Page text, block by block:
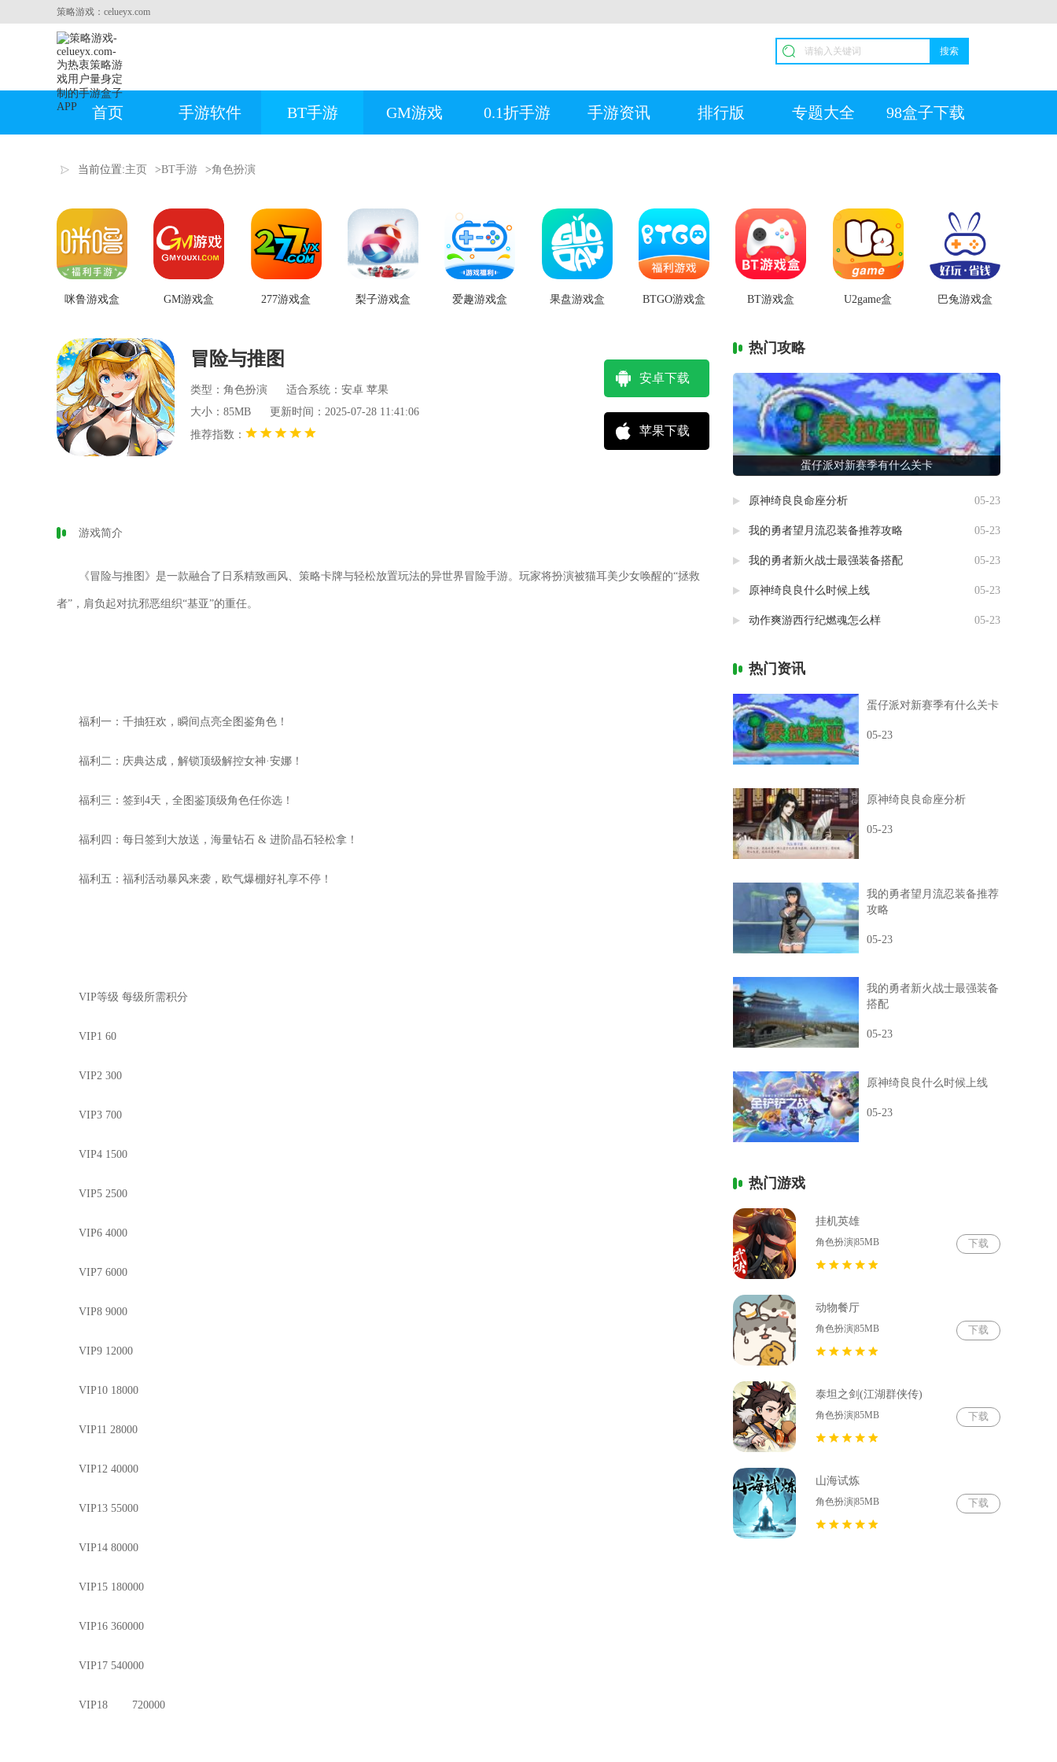
策略游戏：celueyx.com
搜索
首页 手游软件 BT手游 GM游戏 0.1折手游 手游资讯 排行版 专题大全 98盒子下载
当前位置:主页 >BT手游 >角色扮演
咪鲁游戏盒 GM游戏盒 277游戏盒 梨子游戏盒 爱趣游戏盒 果盘游戏盒 BTGO游戏盒 BT游戏盒 U2game盒 巴兔游戏盒
冒险与推图
类型：角色扮演
适合系统：安卓 苹果
大小：85MB
更新时间：2025-07-28 11:41:06
推荐指数：
安卓下载
苹果下载
游戏简介
《冒险与推图》是一款融合了日系精致画风、策略卡牌与轻松放置玩法的异世界冒险手游。玩家将扮演被猫耳美少女唤醒的“拯救
者”，肩负起对抗邪恶组织“基亚”的重任。
福利一：千抽狂欢，瞬间点亮全图鉴角色！
福利二：庆典达成，解锁顶级解控女神·安娜！
福利三：签到4天，全图鉴顶级角色任你选！
福利四：每日签到大放送，海量钻石 & 进阶晶石轻松拿！
福利五：福利活动暴风来袭，欧气爆棚好礼享不停！
VIP等级 每级所需积分
VIP1 60
VIP2 300
VIP3 700
VIP4 1500
VIP5 2500
VIP6 4000
VIP7 6000
VIP8 9000
VIP9 12000
VIP10 18000
VIP11 28000
VIP12 40000
VIP13 55000
VIP14 80000
VIP15 180000
VIP16 360000
VIP17 540000
VIP18 720000
热门攻略
蛋仔派对新赛季有什么关卡
原神绮良良命座分析 05-23
我的勇者望月流忍装备推荐攻略 05-23
我的勇者新火战士最强装备搭配 05-23
原神绮良良什么时候上线 05-23
动作爽游西行纪燃魂怎么样 05-23
热门资讯
蛋仔派对新赛季有什么关卡
05-23
原神绮良良命座分析
05-23
我的勇者望月流忍装备推荐
攻略
05-23
我的勇者新火战士最强装备
搭配
05-23
原神绮良良什么时候上线
05-23
热门游戏
挂机英雄
角色扮演|85MB 下载
动物餐厅
角色扮演|85MB 下载
泰坦之剑(江湖群侠传)
角色扮演|85MB 下载
山海试炼
角色扮演|85MB 下载